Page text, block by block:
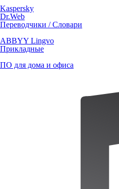
Kaspersky
Dr.Web
Переводчики / Словари
ABBYY Lingvo
Прикладные
ПО для дома и офиса